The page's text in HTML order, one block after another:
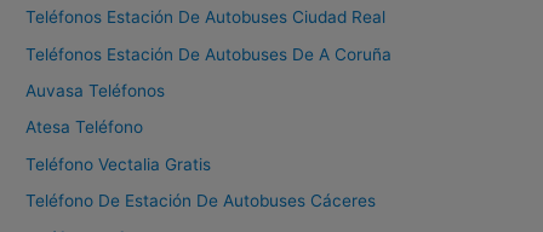
Teléfonos Estación De Autobuses Ciudad Real
Teléfonos Estación De Autobuses De A Coruña
Auvasa Teléfonos
Atesa Teléfono
Teléfono Vectalia Gratis
Teléfono De Estación De Autobuses Cáceres